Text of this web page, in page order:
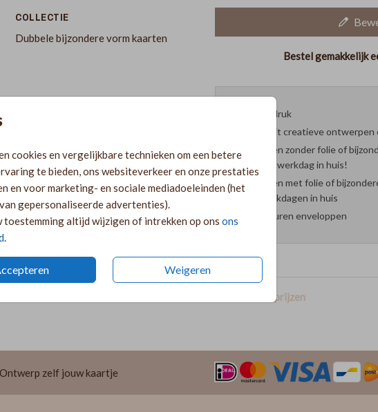
cookies en vergelijkbare technieken om een betere
te bieden, ons websiteverkeer en onze prestaties
en voor marketing- en sociale mediadoeleinden (het
gepersonaliseerde advertenties).
toestemming altijd wijzigen of intrekken op ons ons
Weigeren
COLLECTIE
Dubbele bijzondere vorm kaarten
Bestel gemakkelijk
Proefdruk
Kies uit creatieve
Kaarten zonder folie of
volgende werkdag in huis!
Kaarten met folie of
twee werkdagen in huis
29 kleuren enveloppen
Formaten en prijzen
Ontwerp zelf jouw kaartje